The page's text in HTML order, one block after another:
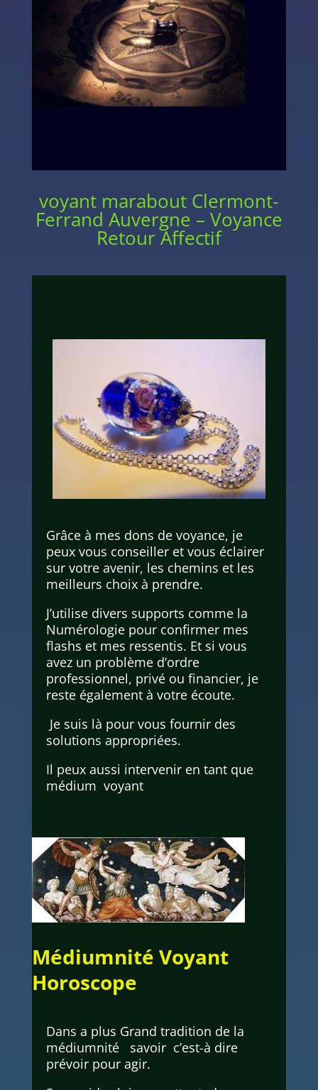
voyant marabout Clermont-
Ferrand Auvergne – Voyance
Retour Affectif
Grâce à mes dons de voyance, je
peux vous conseiller et vous éclairer
sur votre avenir, les chemins et les
meilleurs choix à prendre.
J’utilise divers supports comme la
Numérologie pour confirmer mes
flashs et mes ressentis. Et si vous
avez un problème d’ordre
professionnel, privé ou financier, je
reste également à votre écoute.
Je suis là pour vous fournir des
solutions appropriées.
Il peux aussi intervenir en tant que
médium voyant
Médiumnité Voyant
Horoscope
Dans a plus Grand tradition de la
médiumnité savoir c’est-à dire
prévoir pour agir.